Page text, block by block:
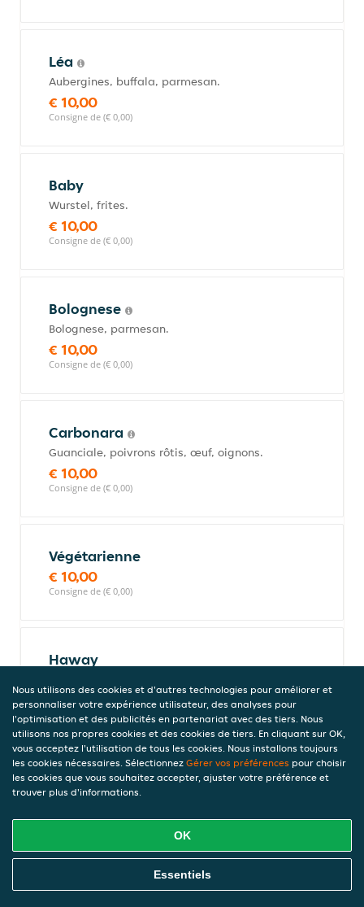
Léa
Aubergines, buffala, parmesan.
€ 10,00
Consigne de (€ 0,00)
Baby
Wurstel, frites.
€ 10,00
Consigne de (€ 0,00)
Bolognese
Bolognese, parmesan.
€ 10,00
Consigne de (€ 0,00)
Carbonara
Guanciale, poivrons rôtis, œuf, oignons.
€ 10,00
Consigne de (€ 0,00)
Végétarienne
€ 10,00
Consigne de (€ 0,00)
Haway
Consigne de (€ 0,00)
Pizza L'Abruzzese
Porchetta, roquette et parmesan.
€ 10,00
Consigne de (€ 0,00)
Pizza fruits de mer
Commandez En Ligne
Nous utilisons des cookies et d'autres technologies pour améliorer et
personnaliser votre expérience utilisateur, des analyses pour
l'optimisation et des publicités en partenariat avec des tiers. Nous
utilisons nos propres cookies et des cookies de tiers. En cliquant sur OK,
vous acceptez l'utilisation de tous les cookies. Nous installons toujours
les cookies nécessaires. Sélectionnez Gérer vos préférences pour choisir
les cookies que vous souhaitez accepter, ajuster votre préférence et
trouver plus d'informations.
OK
Essentiels